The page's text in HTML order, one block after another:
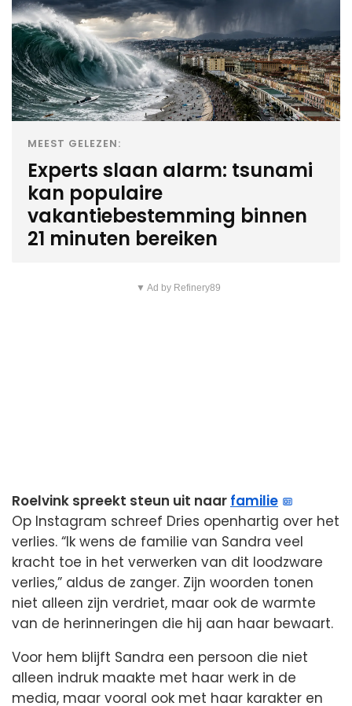
MEEST GELEZEN:
Experts slaan alarm: tsunami
kan populaire
vakantiebestemming binnen
21 minuten bereiken
▼ Ad by Refinery89
Roelvink spreekt steun uit naar familie
Op Instagram schreef Dries openhartig over het
verlies. “Ik wens de familie van Sandra veel
kracht toe in het verwerken van dit loodzware
verlies,” aldus de zanger. Zijn woorden tonen
niet alleen zijn verdriet, maar ook de warmte
van de herinneringen die hij aan haar bewaart.
Voor hem blijft Sandra een persoon die niet
alleen indruk maakte met haar werk in de
media, maar vooral ook met haar karakter en